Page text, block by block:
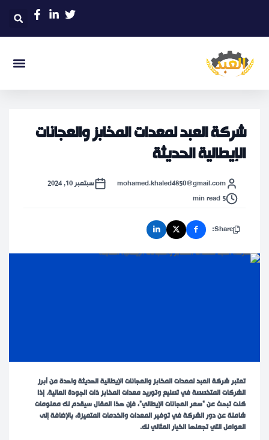
شركة العبد لمعدات المخابز والعجانات
الإيطالية الحديثة
mohamed.khaled4850@gmail.com
سبتمبر 10, 2024
5 min read
Share:
تعتبر شركة العبد لمعدات المخابز والعجانات الإيطالية الحديثة واحدة من أبرز
الشركات المتخصصة في تصنيع وتوريد معدات المخابز ذات الجودة العالية. إذا
كنت تبحث عن “سعر العجانات الإيطالي”، فإن هذا المقال سيقدم لك معلومات
شاملة عن دور الشركة في توفير المعدات والخدمات المتميزة، بالإضافة إلى
العوامل التي تجعلها الخيار المثالي لك.